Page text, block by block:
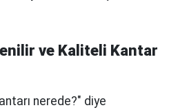
ve Kaliteli Kantar
nerede?" diye